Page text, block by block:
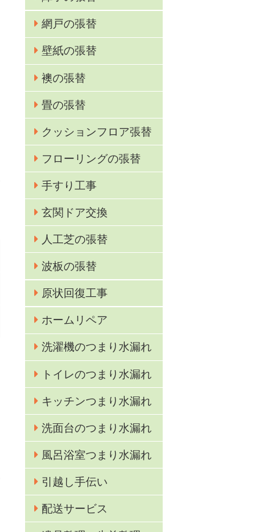
網戸の張替
壁紙の張替
襖の張替
畳の張替
クッションフロア張替
フローリングの張替
手すり工事
玄関ドア交換
人工芝の張替
波板の張替
原状回復工事
ホームリペア
洗濯機のつまり水漏れ
トイレのつまり水漏れ
キッチンつまり水漏れ
洗面台のつまり水漏れ
風呂浴室つまり水漏れ
引越し手伝い
配送サービス